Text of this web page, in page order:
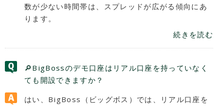
数が少ない時間帯は、スプレッドが広がる傾向にあ
ります。
続きを読む
🔎BigBossのデモ口座はリアル口座を持っていなく
ても開設できますか？
はい、BigBoss（ビッグボス）では、リアル口座を